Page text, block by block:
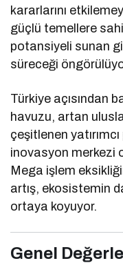
kararlarını
güçlü temellere
potansiyeli sunan
süreceği
Türkiye açısından
havuzu, artan
çeşitlenen
inovasyon merkezi
Mega işlem
artış, ekosistemin
ortaya koyuyor.
Genel